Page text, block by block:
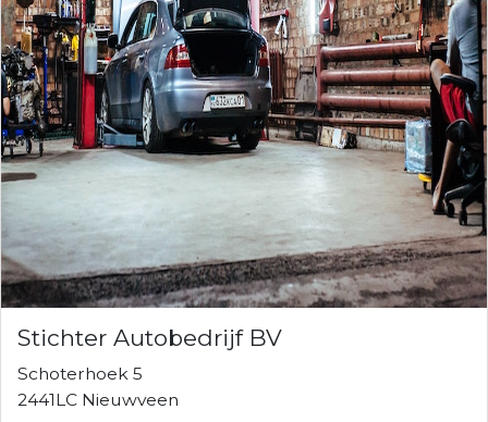
Stichter Autobedrijf BV
Schoterhoek 5
2441LC Nieuwveen